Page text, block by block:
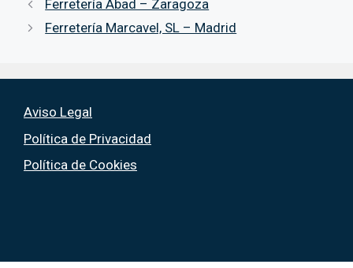
Ferretería Abad – Zaragoza
Ferretería Marcavel, SL – Madrid
Aviso Legal
Política de Privacidad
Política de Cookies